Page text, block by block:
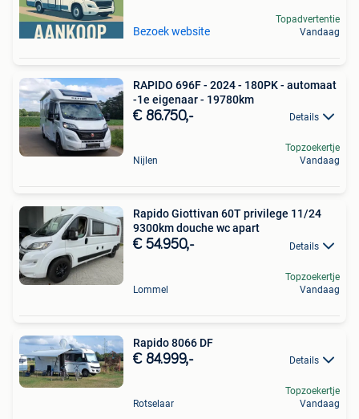
Bezoek website
Topadvertentie
Vandaag
RAPIDO 696F - 2024 - 180PK - automaat
-1e eigenaar - 19780km
€ 86.750,- Details
Nijlen
Topzoekertje
Vandaag
Rapido Giottivan 60T privilege 11/24
9300km douche wc apart
€ 54.950,- Details
Lommel
Topzoekertje
Vandaag
Rapido 8066 DF
€ 84.999,- Details
Rotselaar
Topzoekertje
Vandaag